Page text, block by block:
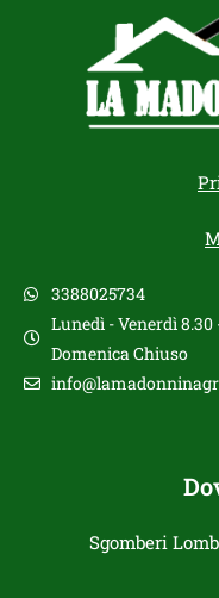
3388025734
Lunedì - Venerdì 8.30
Domenica Chiuso
Sgomberi